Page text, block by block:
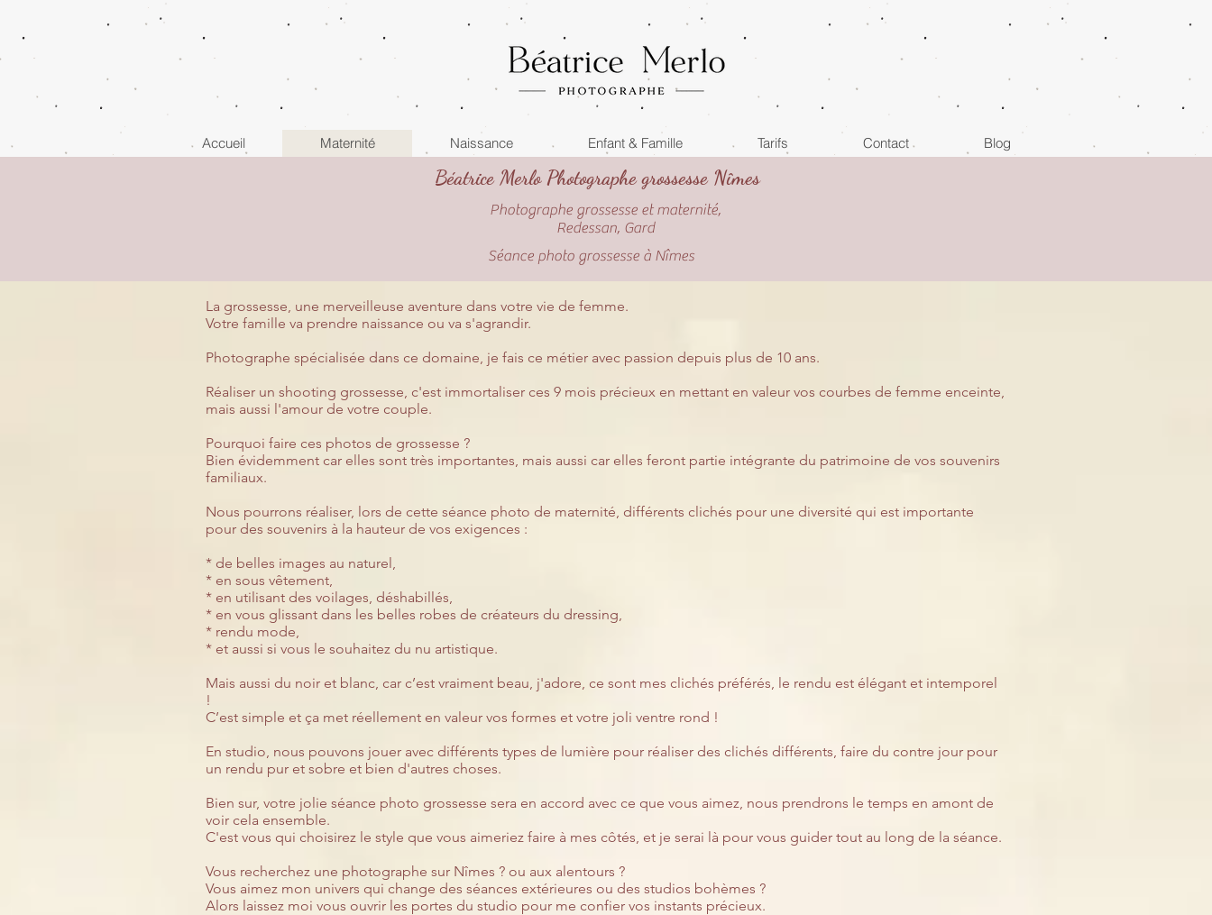
Accueil Maternité Naissance Enfant & Famille Tarifs Contact Blog
Béatrice Merlo Photographe grossesse Nîmes
Photographe grossesse et maternité,
Redessan, Gard
Séance photo grossesse à Nîmes
La grossesse, une merveilleuse aventure dans votre vie de femme.
Votre famille va prendre naissance ou va s'agrandir.
Photographe spécialisée dans ce domaine, je fais ce métier avec passion depuis plus de 10 ans.
Réaliser un shooting grossesse, c'est immortaliser ces 9 mois précieux en mettant en valeur vos courbes de femme enceinte,
mais aussi l'amour de votre couple.
Pourquoi faire ces photos de grossesse ?
Bien évidemment car elles sont très importantes, mais aussi car elles feront partie intégrante du patrimoine de vos souvenirs
familiaux.
Nous pourrons réaliser, lors de cette séance photo de maternité, différents clichés pour une diversité qui est importante
pour des souvenirs à la hauteur de vos exigences :
* de belles images au naturel,
* en sous vêtement,
* en utilisant des voilages, déshabillés,
* en vous glissant dans les belles robes de créateurs du dressing,
* rendu mode,
* et aussi si vous le souhaitez du nu artistique.
Mais aussi du noir et blanc, car c’est vraiment beau, j'adore, ce sont mes clichés préférés, le rendu est élégant et intemporel
!
C’est simple et ça met réellement en valeur vos formes et votre joli ventre rond !
En studio, nous pouvons jouer avec différents types de lumière pour réaliser des clichés différents, faire du contre jour pour
un rendu pur et sobre et bien d'autres choses.
Bien sur, votre jolie séance photo grossesse sera en accord avec ce que vous aimez, nous prendrons le temps en amont de
voir cela ensemble.
C'est vous qui choisirez le style que vous aimeriez faire à mes côtés, et je serai là pour vous guider tout au long de la séance.
Vous recherchez une photographe sur Nîmes ? ou aux alentours ?
Vous aimez mon univers qui change des séances extérieures ou des studios bohèmes ?
Alors laissez moi vous ouvrir les portes du studio pour me confier vos instants précieux.